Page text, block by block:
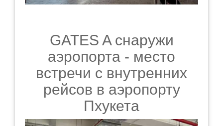
GATES A снаружи
аэропорта - место
встречи с внутренних
рейсов в аэропорту
Пхукета